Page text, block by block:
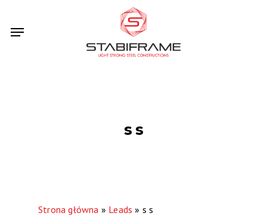
Menu
s s
Strona główna » Leads » s s